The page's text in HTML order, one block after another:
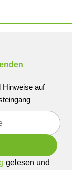
Hinweise auf
gelesen und